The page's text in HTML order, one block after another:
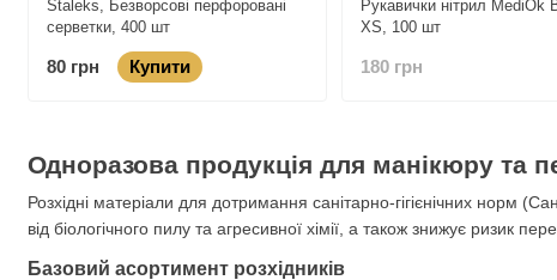
Одноразова продукція для манікюру та
Розхідні матеріали для дотримання санітарно-гігієнічних норм
від біологічного пилу та агресивної хімії, а також знижує ризик
Базовий асортимент розхідників
Staleks, Безворсові перфоровані
серветки, 400 шт
80 грн Купити
Рукавички нітрил MediOk
ХS, 100 шт
180 грн